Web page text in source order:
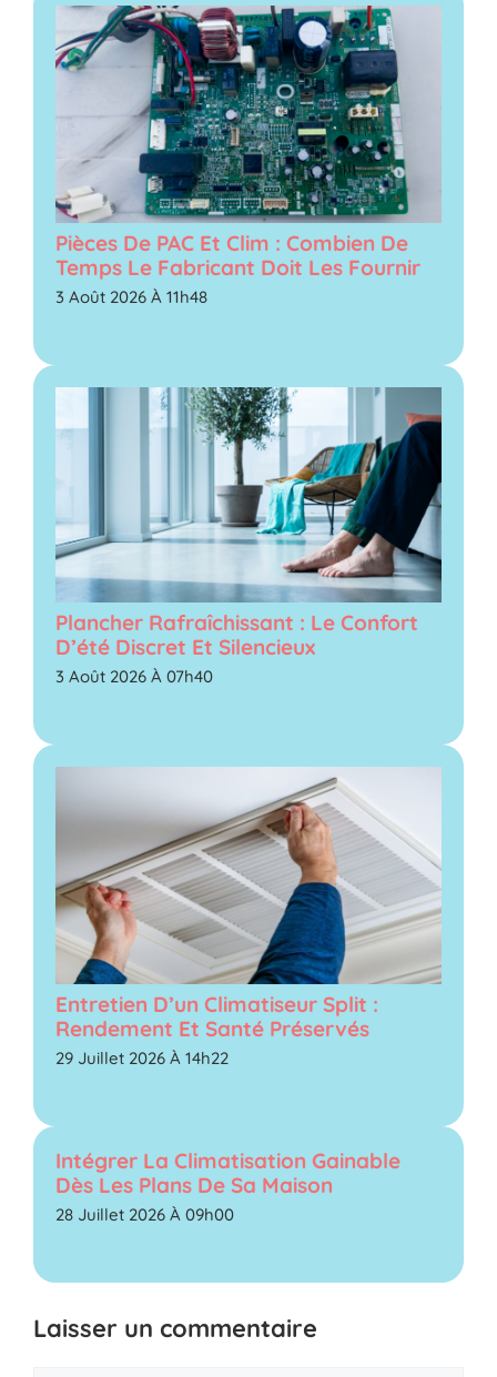
Pièces De PAC Et Clim : Combien De
Temps Le Fabricant Doit Les Fournir
3 Août 2026 À 11h48
Plancher Rafraîchissant : Le Confort
D’été Discret Et Silencieux
3 Août 2026 À 07h40
Entretien D’un Climatiseur Split :
Rendement Et Santé Préservés
29 Juillet 2026 À 14h22
Intégrer La Climatisation Gainable
Dès Les Plans De Sa Maison
28 Juillet 2026 À 09h00
Laisser un commentaire